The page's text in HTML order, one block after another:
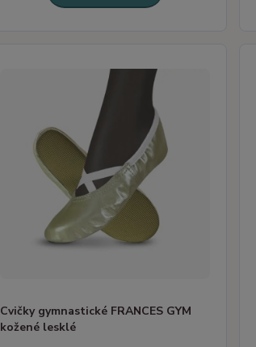
Cvičky gymnastické FRANCES GYM
kožené lesklé